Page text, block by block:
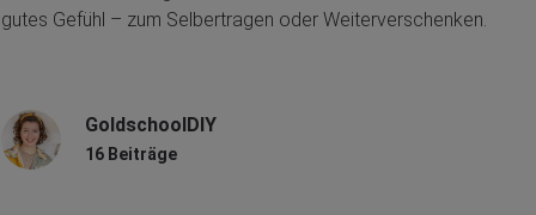
gutes Gefühl – zum Selbertragen oder Weiterverschenken.
GoldschoolDIY
16 Beiträge